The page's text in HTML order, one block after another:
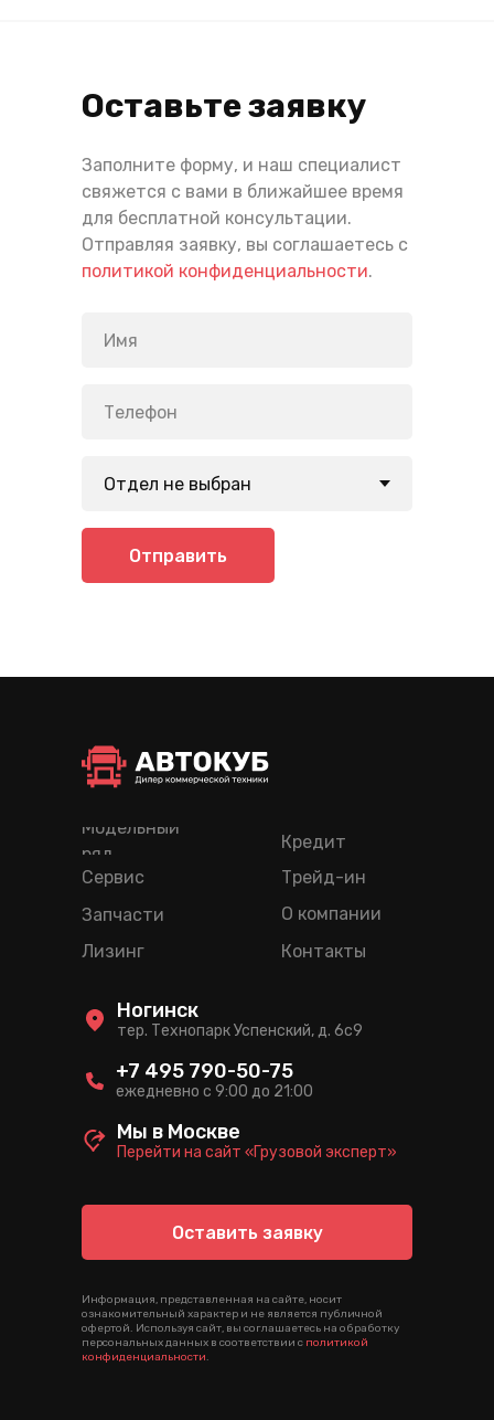
Оставьте заявку
Заполните форму, и наш специалист
свяжется с вами в ближайшее время
для бесплатной консультации.
Отправляя заявку, вы соглашаетесь с
политикой конфиденциальности.
Отправить
Лизинг
Кредит
Трейд-ин
Модельный
ряд
Сервис
Запчасти
О компании
Контакты
Оставить заявку
Информация, представленная на сайте, носит
ознакомительный характер и не является публичной
офертой. Используя сайт, вы соглашаетесь на обработку
персональных данных в соответствии с политикой
конфиденциальности.
тер. Технопарк Успенский, д. 6c9
Ногинск
ежедневно с 9:00 до 21:00
+7 495 790-50-75
Перейти на сайт «Грузовой эксперт»
Мы в Москве